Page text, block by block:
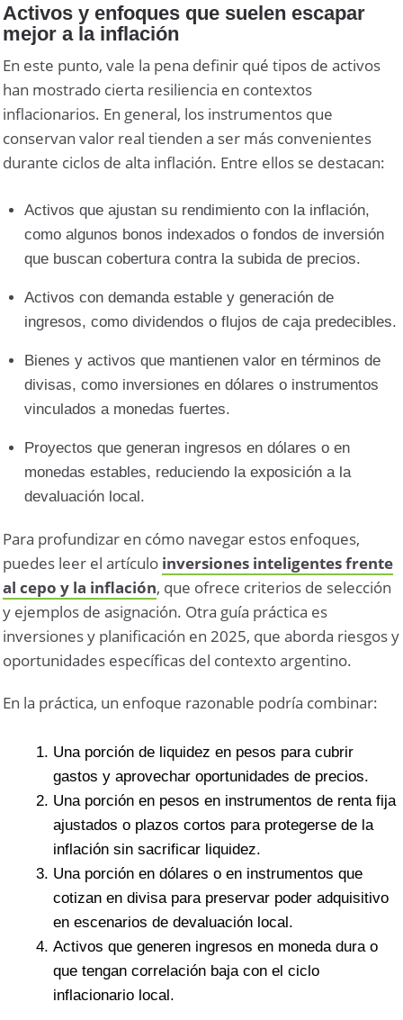
Activos y enfoques que suelen escapar
mejor a la inflación
En este punto, vale la pena definir qué tipos de activos
han mostrado cierta resiliencia en contextos
inflacionarios. En general, los instrumentos que
conservan valor real tienden a ser más convenientes
durante ciclos de alta inflación. Entre ellos se destacan:
Activos que ajustan su rendimiento con la inflación,
como algunos bonos indexados o fondos de inversión
que buscan cobertura contra la subida de precios.
Activos con demanda estable y generación de
ingresos, como dividendos o flujos de caja predecibles.
Bienes y activos que mantienen valor en términos de
divisas, como inversiones en dólares o instrumentos
vinculados a monedas fuertes.
Proyectos que generan ingresos en dólares o en
monedas estables, reduciendo la exposición a la
devaluación local.
Para profundizar en cómo navegar estos enfoques,
puedes leer el artículo inversiones inteligentes frente
al cepo y la inflación, que ofrece criterios de selección
y ejemplos de asignación. Otra guía práctica es
inversiones y planificación en 2025, que aborda riesgos y
oportunidades específicas del contexto argentino.
En la práctica, un enfoque razonable podría combinar:
Una porción de liquidez en pesos para cubrir
gastos y aprovechar oportunidades de precios.
Una porción en pesos en instrumentos de renta fija
ajustados o plazos cortos para protegerse de la
inflación sin sacrificar liquidez.
Una porción en dólares o en instrumentos que
cotizan en divisa para preservar poder adquisitivo
en escenarios de devaluación local.
Activos que generen ingresos en moneda dura o
que tengan correlación baja con el ciclo
inflacionario local.